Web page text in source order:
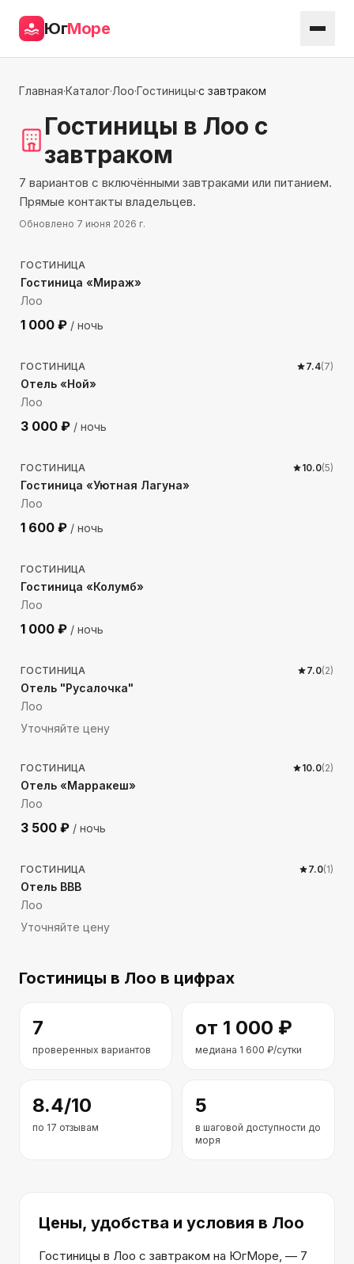
ЮгМоре
Главная·Каталог·Лоо·Гостиницы·с завтраком
Гостиницы в Лоо с
завтраком
7 вариантов с включёнными завтраками или питанием.
Прямые контакты владельцев.
Обновлено 7 июня 2026 г.
594 м до моря
ГОСТИНИЦА
Гостиница «Мираж»
Лоо
1 000 ₽ / ночь
296 м до моря
ГОСТИНИЦА 7.4(7)
Отель «Ной»
Лоо
3 000 ₽ / ночь
414м до моря
ГОСТИНИЦА 10.0(5)
Гостиница «Уютная Лагуна»
Лоо
1 600 ₽ / ночь
589м до моря
ГОСТИНИЦА
Гостиница «Колумб»
Лоо
1 000 ₽ / ночь
287м до моря
ГОСТИНИЦА 7.0(2)
Отель "Русалочка"
Лоо
Уточняйте цену
459м до моря
ГОСТИНИЦА 10.0(2)
Отель «Марракеш»
Лоо
3 500 ₽ / ночь
188м до моря
ГОСТИНИЦА 7.0(1)
Отель ВВВ
Лоо
Уточняйте цену
Гостиницы в Лоо в цифрах
7
проверенных вариантов
от 1 000 ₽
медиана 1 600 ₽/сутки
8.4/10
по 17 отзывам
5
в шаговой доступности до
моря
Цены, удобства и условия в Лоо
Гостиницы в Лоо с завтраком на ЮгМоре, — 7